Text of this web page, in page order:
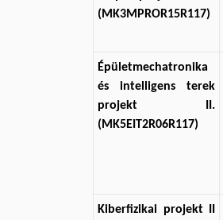
(MK3MPROR15R117)
Épületmechatronika
és intelligens terek
projekt II.
(MK5EIT2R06R117)
Kiberfizikai projekt II